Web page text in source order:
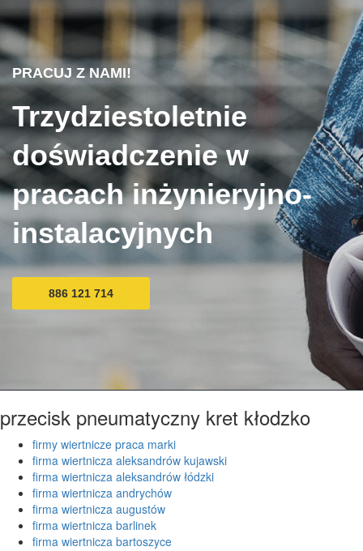
PRACUJ Z NAMI!
Trzydziestoletnie
doświadczenie w
pracach inżynieryjno-
instalacyjnych
886 121 714
przecisk pneumatyczny kret kłodzko
firmy wiertnicze praca marki
firma wiertnicza aleksandrów kujawski
firma wiertnicza aleksandrów łódzki
firma wiertnicza andrychów
firma wiertnicza augustów
firma wiertnicza barlinek
firma wiertnicza bartoszyce